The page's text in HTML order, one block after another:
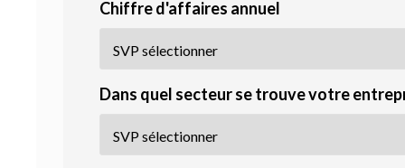
Chiffre d'affaires annuel
Dans quel secteur se trouve votre